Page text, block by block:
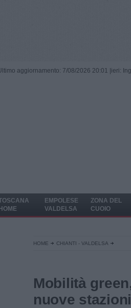
aggiornamento: 7/08/2026 20:01 | ieri:
HOME
EMPOLESE
VALDELSA
ZONA DEL
CUOIO
HOME CHIANTI - VALDELSA
Mobilità
nuove